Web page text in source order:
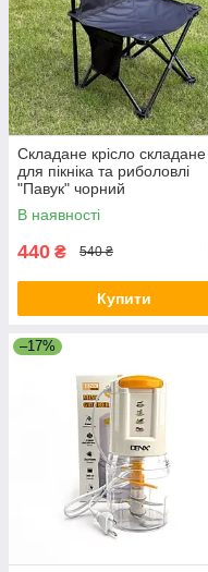
Складане крісло складане
для пікніка та риболовлі
"Павук" чорний
В наявності
440 ₴ 540 ₴
Купити
–17%